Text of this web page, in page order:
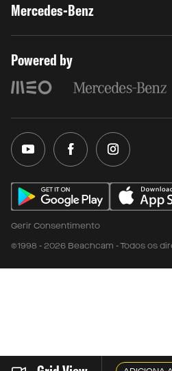
Mercedes-Benz
Powered by
Gerir Consentimento
©1998 - 2026 Beachcam - Todos os